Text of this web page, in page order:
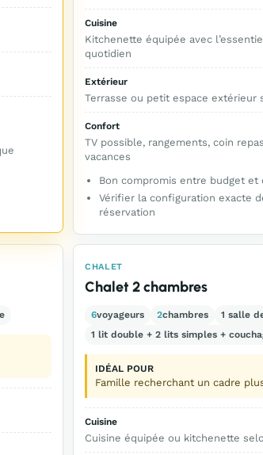
Cuisine
Kitchenette équipée avec
quotidien
Extérieur
Terrasse ou petit espace extérieur
Confort
TV possible, rangements, coin
vacances
Bon compromis entre budget et
Vérifier la configuration exacte
réservation
CHALET
Chalet 2 chambres
6voyageurs 2chambres
1 salle
1 lit double + 2 lits simples +
IDÉAL POUR
Famille recherchant un cadre
Cuisine
Cuisine équipée ou kitchenette